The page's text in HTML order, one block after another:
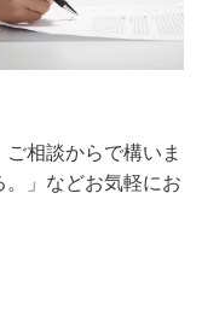
相談からで構いま
」などお気軽にお